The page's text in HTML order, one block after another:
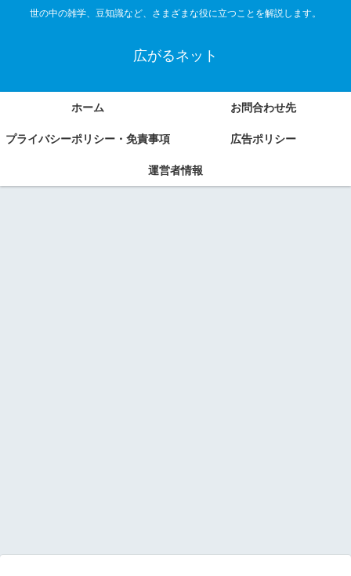
世の中の雑学、豆知識など、さまざまな役に立つことを解説します。
広がるネット
ホーム お問合わせ先
プライバシーポリシー・免責事項 広告ポリシー
運営者情報